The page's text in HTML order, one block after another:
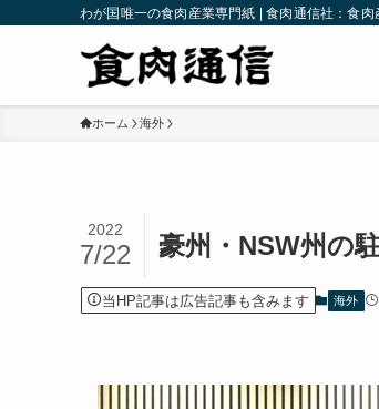
わが国唯一の食肉産業専門紙 | 食肉通信社：食
ホーム 海外
豪州・NSW州の
2022
7/22
当HP記事は広告記事も含みます 海外